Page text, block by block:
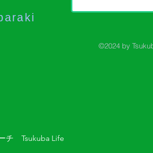
©2024 by
チ Tsukuba Life